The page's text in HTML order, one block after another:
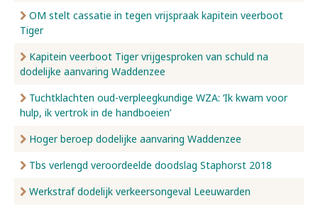
OM stelt cassatie in tegen vrijspraak kapitein veerboot
Tiger
Kapitein veerboot Tiger vrijgesproken van schuld na
dodelijke aanvaring Waddenzee
Tuchtklachten oud-verpleegkundige WZA: ‘Ik kwam voor
hulp, ik vertrok in de handboeien’
Hoger beroep dodelijke aanvaring Waddenzee
Tbs verlengd veroordeelde doodslag Staphorst 2018
Werkstraf dodelijk verkeersongeval Leeuwarden